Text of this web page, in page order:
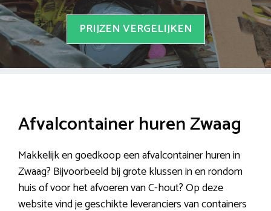
PRIJZEN VERGELIJKEN
Afvalcontainer huren Zwaag
Makkelijk en goedkoop een afvalcontainer huren in
Zwaag? Bijvoorbeeld bij grote klussen in en rondom
huis of voor het afvoeren van C-hout? Op deze
website vind je geschikte leveranciers van containers